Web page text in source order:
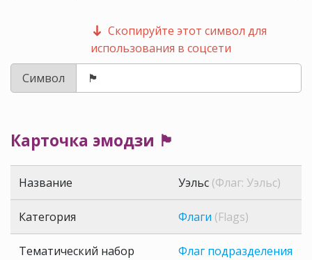
Скопируйте этот символ для
использования в соцсети
Символ
Карточка эмодзи 🏴󠁧󠁢󠁷󠁬󠁳󠁿
Название Уэльс (Флаг: Уэльс)
Категория Флаги (Flags)
Тематический набор Флаг подразделения